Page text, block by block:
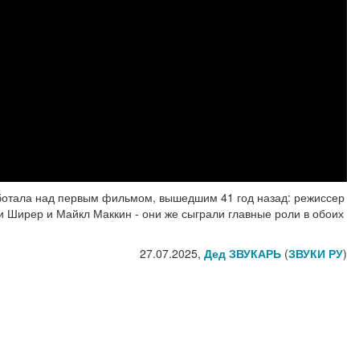
над первым фильмом, вышедшим 41 год назад: режиссер
Ширер и Майкл Маккин - они же сыграли главные роли в обоих
27.07.2025, Дед ЗВУКАРЬ(ЗВУКИ РУ)